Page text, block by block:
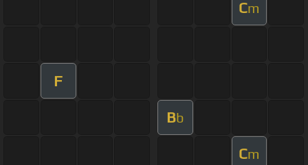
Cm
F
Bb
Cm